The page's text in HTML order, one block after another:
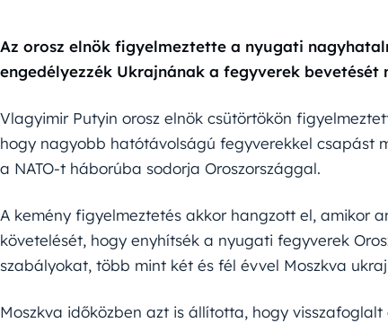
Az orosz elnök figyelmeztette a nyugati
engedélyezzék Ukrajnának a fegyverek bevetését
Vlagyimir Putyin orosz elnök csütörtökön
hogy nagyobb hatótávolságú fegyverekkel csapást
a NATO-t háborúba sodorja Oroszországgal.
A kemény figyelmeztetés akkor hangzott el, amikor
követelését, hogy enyhítsék a nyugati fegyverek
szabályokat, több mint két és fél évvel Moszkva
Moszkva időközben azt is állította, hogy